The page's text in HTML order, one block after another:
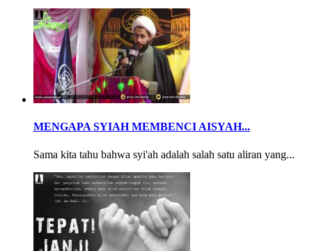
MENGAPA SYIAH MEMBENCI AISYAH...
Sama kita tahu bahwa syi'ah adalah salah satu aliran yang...